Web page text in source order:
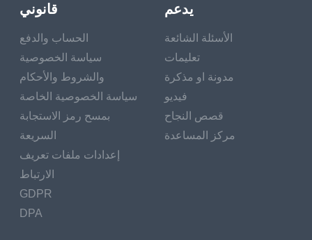
قانوني
الحساب والدفع
سياسة الخصوصية
والشروط والأحكام
سياسة الخصوصية الخاصة
بمسح رمز الاستجابة
السريعة
إعدادات ملفات تعريف
الارتباط
GDPR
DPA
يدعم
الأسئلة الشائعة
تعليمات
مدونة او مذكرة
فيديو
قصص النجاح
مركز المساعدة